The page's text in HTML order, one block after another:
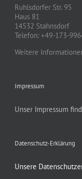
Ruhlsdorfer Str. 95
Haus 81
14532 Stahnsdorf
Telefon: +49-173-
Weitere
Impressum
Unser Impressum
Datenschutz-Erklärung
Unsere